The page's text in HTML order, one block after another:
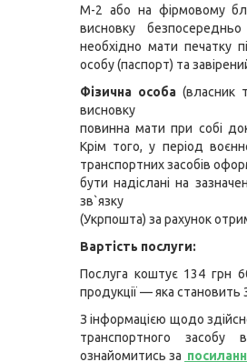
М-2 або на фірмовому
висновку
необхідно мати печатку
особу (паспорт) та
Фізична особа(власник
висновку
повинна мати при собі
Крім того, у період
транспортних засобів
бути надіслані на
зв`язку
(Укрпошта) за рахунок
Вартість послуги:
Послуга коштує 134 грн
продукції — яка становить
З інформацією щодо
транспортного засобу
ознайомитись за